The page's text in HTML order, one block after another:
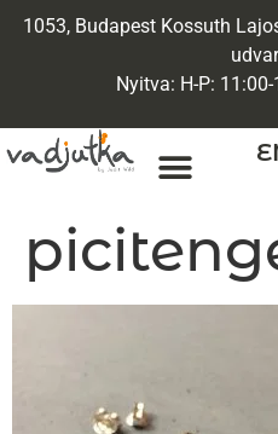
1053, Budapest Kossuth
Nyitva: H-P: